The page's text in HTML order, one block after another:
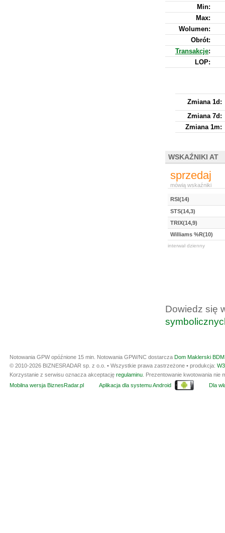
Min:
Max:
Wolumen:
Obrót:
Transakcje:
LOP:
Zmiana 1d:
Zmiana 7d:
Zmiana 1m:
WSKAŹNIKI AT
sprzedaj
mówią wskaźniki
RSI(14)
STS(14,3)
TRIX(14,9)
Williams %R(10)
interwał dzienny
Dowiedz się
Notowania GPW opóźnione 15 min. Notowania GPW/NC dostarcza Dom Maklerski
© 2010-2026 BIZNESRADAR sp. z o.o. • Wszystkie prawa zastrzeżone • produkcja:
Korzystanie z serwisu oznacza akceptację regulaminu . Prezentowanie kwotowania
Mobilna wersja BiznesRadar.pl
Aplikacja dla systemu Android Dla